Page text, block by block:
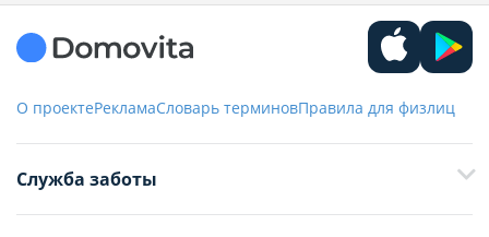
О проектеРекламаСловарь терминовПравила для физлиц
Служба заботы